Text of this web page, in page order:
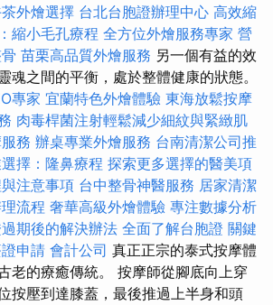
外燴選擇 台北台胞證辦理中心 高效縮
縮小毛孔療程 全方位外燴服務專家 營
苗栗高品質外燴服務 另一個有益的效
魂之間的平衡，處於整體健康的狀態。
專家 宜蘭特色外燴體驗 東海放鬆按摩
肉毒桿菌注射輕鬆減少細紋與緊緻肌
務 辦桌專業外燴服務 台南清潔公司推
擇：隆鼻療程 探索更多選擇的醫美項
注意事項 台中整骨神醫服務 居家清潔
流程 奢華高級外燴體驗 專注數據分析
期後的解決辦法 全面了解台胞證 關鍵
申請 會計公司 真正正宗的泰式按摩體
老的療癒傳統。 按摩師從腳底向上穿
按壓到達膝蓋，最後推過上半身和頭